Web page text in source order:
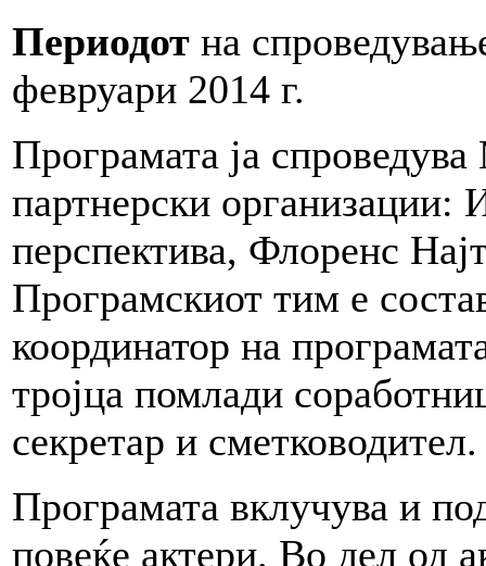
Периодот на
февруари 2014 г.
Програмата ја
партнерски организации:
перспектива, Флоренс
Програмскиот тим е
координатор на
тројца помлади
секретар и сметководител.
Програмата вклучува и
повеќе актери. Во дел од